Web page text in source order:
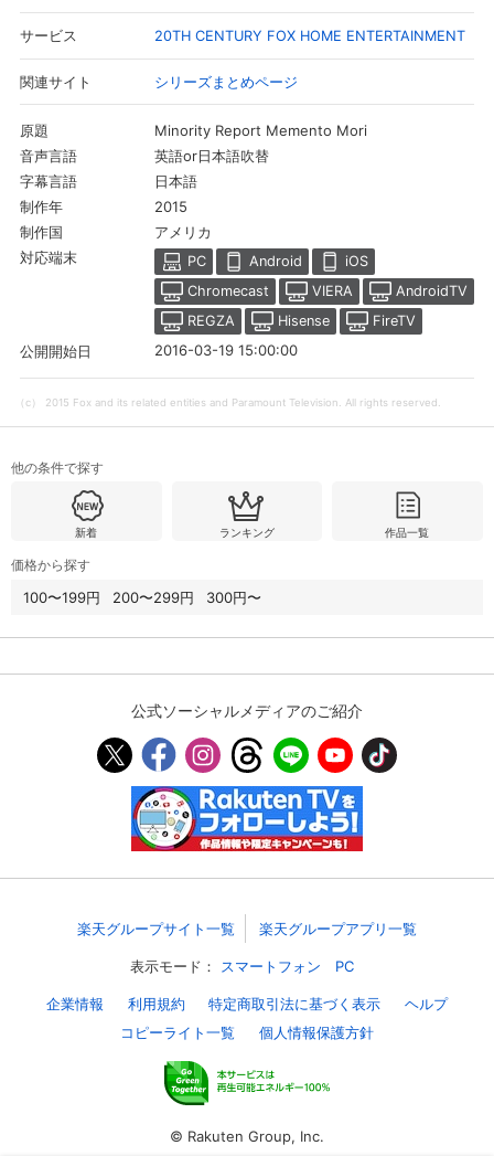
会員情報変更
現在獲得済みのお得なクーポンを確認でき
ます。
お気に入りに登録した作品を確認できま
す。お気に入りに追加した作品の削除も可
サイト内の閲覧履歴を確認できます。履歴
す。
サービス 20TH CENTURY FOX HOME ENTERTAINMENT
関連サイト シリーズまとめページ
原題 Minority Report Memento Mori
音声言語 英語or日本語吹替
字幕言語 日本語
制作年 2015
制作国 アメリカ
対応端末 PC Android
iOS
Chromecast
VIERA
AndroidTV
REGZA
Hisense
FireTV
公開開始日
2016-03-19 15:00:00
（c） 2015 Fox and its related entities and Paramount Television. All rights reserved.
他の条件で探す
新着 ランキング 作品一覧
価格から探す
100〜199円 200〜299円 300円〜
公式ソーシャルメディアのご紹介
楽天グループサイト一覧 楽天グループアプリ一覧
表示モード： スマートフォン PC
企業情報 利用規約 特定商取引法に基づく表示
ヘルプ
コピーライト一覧
個人情報保護方針
© Rakuten Group, Inc.